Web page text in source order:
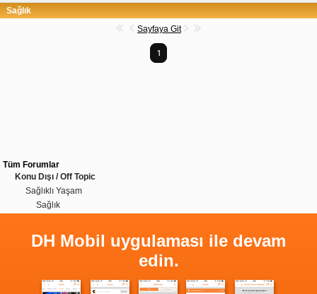
Sağlık
Sayfaya Git
1
Tüm Forumlar
Konu Dışı / Off Topic
Sağlıklı Yaşam
Sağlık
DH Mobil uygulaması ile devam
edin.